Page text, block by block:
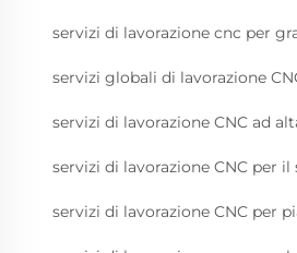
servizi di lavorazione cnc per
servizi globali di lavorazione
servizi di lavorazione CNC ad
servizi di lavorazione CNC per
servizi di lavorazione CNC per